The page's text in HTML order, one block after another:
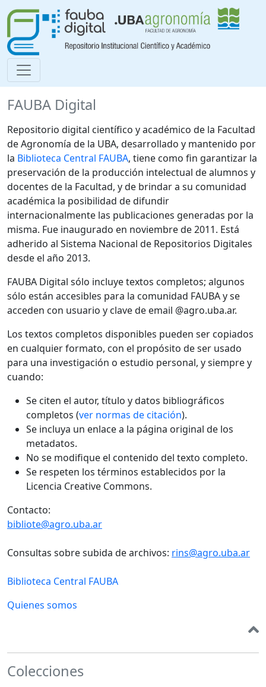
FAUBA Digital
Repositorio digital científico y académico de la Facultad
de Agronomía de la UBA, desarrollado y mantenido por
la Biblioteca Central FAUBA, tiene como fin garantizar la
preservación de la producción intelectual de alumnos y
docentes de la Facultad, y de brindar a su comunidad
académica la posibilidad de difundir
internacionalmente las publicaciones generadas por la
misma. Fue inaugurado en noviembre de 2011. Está
adherido al Sistema Nacional de Repositorios Digitales
desde el año 2013.
FAUBA Digital sólo incluye textos completos; algunos
sólo están accesibles para la comunidad FAUBA y se
acceden con usuario y clave de email @agro.uba.ar.
Los textos completos disponibles pueden ser copiados
en cualquier formato, con el propósito de ser usado
para una investigación o estudio personal, y siempre y
cuando:
Se citen el autor, título y datos bibliográficos
completos (ver normas de citación).
Se incluya un enlace a la página original de los
metadatos.
No se modifique el contenido del texto completo.
Se respeten los términos establecidos por la
Licencia Creative Commons.
Contacto:
bibliote@agro.uba.ar
Consultas sobre subida de archivos: rins@agro.uba.ar
Biblioteca Central FAUBA
Quienes somos
Colecciones